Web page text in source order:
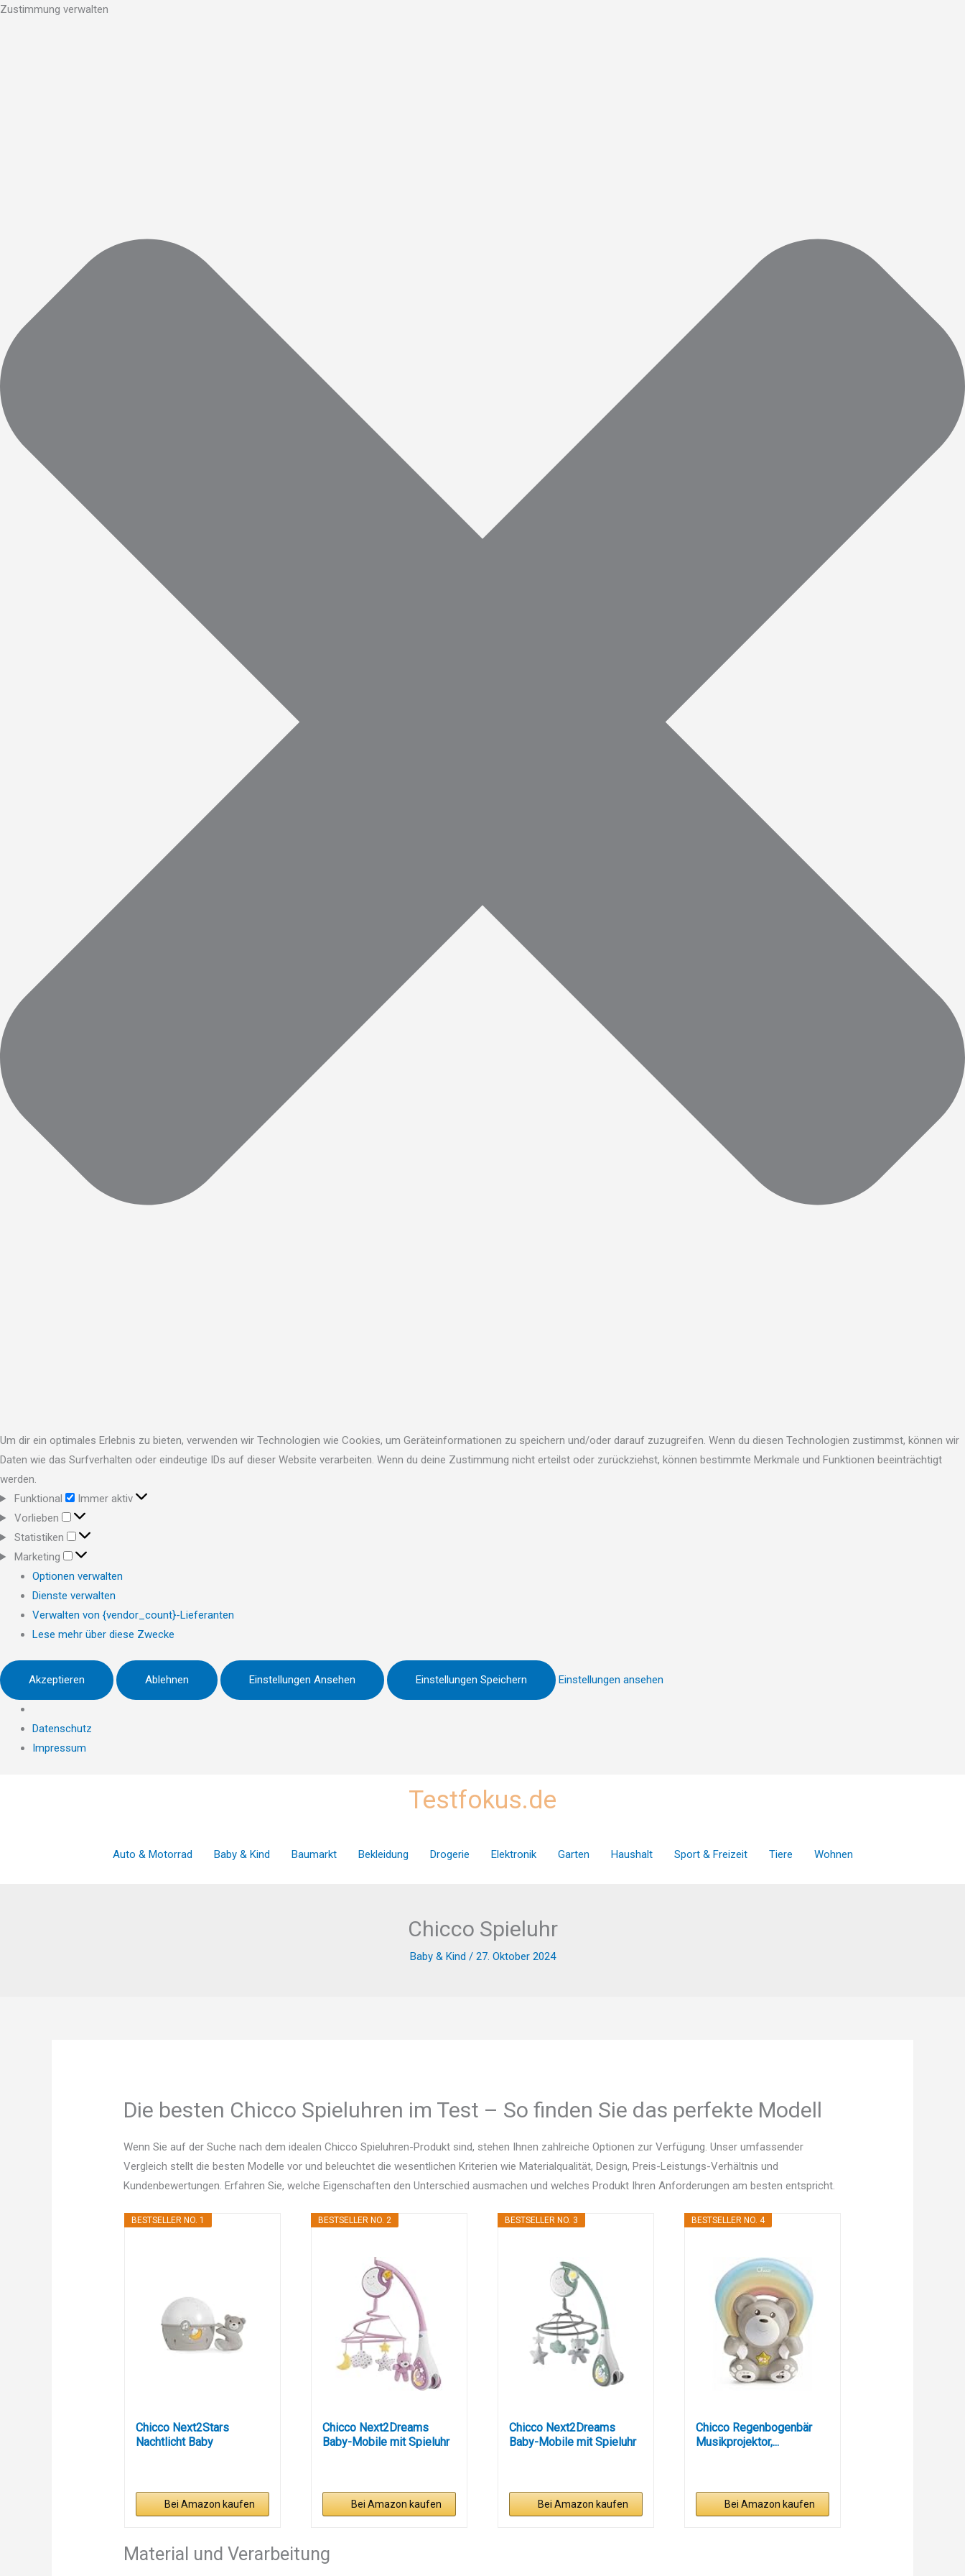
Zustimmung verwalten
Um dir ein optimales Erlebnis zu bieten, verwenden wir Technologien wie Cookies, um Geräteinformationen zu speichern und/oder darauf zuzugreifen. Wenn du diesen Technologien zustimmst, können wir
Daten wie das Surfverhalten oder eindeutige IDs auf dieser Website verarbeiten. Wenn du deine Zustimmung nicht erteilst oder zurückziehst, können bestimmte Merkmale und Funktionen beeinträchtigt
werden.
Funktional
Funktional
Immer aktiv
Vorlieben
Vorlieben
Statistiken
Statistiken
Marketing
Marketing
Optionen verwalten
Dienste verwalten
Verwalten von {vendor_count}-Lieferanten
Lese mehr über diese Zwecke
Akzeptieren Ablehnen Einstellungen Ansehen Einstellungen Speichern Einstellungen ansehen
Datenschutz
Impressum
Testfokus.de
Auto & Motorrad Baby & Kind Baumarkt Bekleidung Drogerie Elektronik Garten Haushalt Sport & Freizeit Tiere Wohnen
Chicco Spieluhr
Baby & Kind / 27. Oktober 2024
Die besten Chicco Spieluhren im Test – So finden Sie das perfekte Modell
Wenn Sie auf der Suche nach dem idealen Chicco Spieluhren-Produkt sind, stehen Ihnen zahlreiche Optionen zur Verfügung. Unser umfassender
Vergleich stellt die besten Modelle vor und beleuchtet die wesentlichen Kriterien wie Materialqualität, Design, Preis-Leistungs-Verhältnis und
Kundenbewertungen. Erfahren Sie, welche Eigenschaften den Unterschied ausmachen und welches Produkt Ihren Anforderungen am besten entspricht.
BESTSELLER NO. 1
Chicco Next2Stars
Nachtlicht Baby
Bei Amazon kaufen
BESTSELLER NO. 2
Chicco Next2Dreams
Baby-Mobile mit Spieluhr
Bei Amazon kaufen
BESTSELLER NO. 3
Chicco Next2Dreams
Baby-Mobile mit Spieluhr
Bei Amazon kaufen
BESTSELLER NO. 4
Chicco Regenbogenbär
Musikprojektor,...
Bei Amazon kaufen
Material und Verarbeitung